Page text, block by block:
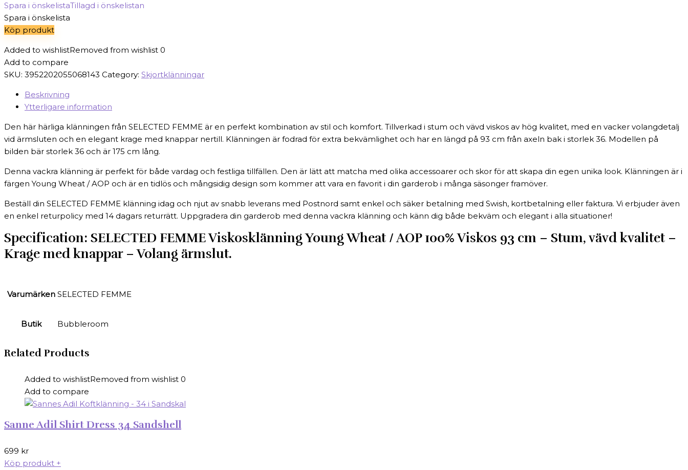
priset
var:
699 kr.
priset
är:
Spara i önskelistaTillagd i önskelistan
Spara i önskelista
Köp produkt
Added to wishlistRemoved from wishlist 0
Add to compare
SKU: 3952202055068143 Category: Skjortklänningar
Beskrivning
Ytterligare information
Den här härliga klänningen från SELECTED FEMME är en perfekt kombination av stil och komfort. Tillverkad i stum och vävd viskos av hög kvalitet, med en vacker volangdetalj
vid ärmsluten och en elegant krage med knappar nertill. Klänningen är fodrad för extra bekvämlighet och har en längd på 93 cm från axeln bak i storlek 36. Modellen på
bilden bär storlek 36 och är 175 cm lång.
Denna vackra klänning är perfekt för både vardag och festliga tillfällen. Den är lätt att matcha med olika accessoarer och skor för att skapa din egen unika look. Klänningen är i
färgen Young Wheat / AOP och är en tidlös och mångsidig design som kommer att vara en favorit i din garderob i många säsonger framöver.
Beställ din SELECTED FEMME klänning idag och njut av snabb leverans med Postnord samt enkel och säker betalning med Swish, kortbetalning eller faktura. Vi erbjuder även
en enkel returpolicy med 14 dagars returrätt. Uppgradera din garderob med denna vackra klänning och känn dig både bekväm och elegant i alla situationer!
Specification: SELECTED FEMME Viskosklänning Young Wheat / AOP 100% Viskos 93 cm – Stum, vävd kvalitet –
Krage med knappar – Volang ärmslut.
Varumärken SELECTED FEMME
Butik Bubbleroom
Related Products
Added to wishlistRemoved from wishlist 0
Add to compare
Sanne Adil Shirt Dress 34 Sandshell
699 kr
Köp produkt +